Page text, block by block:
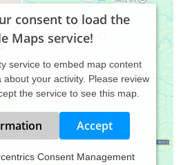
consent to load the
Maps service!
service to embed map content
your activity. Please review
the service to see this map.
Accept
Consent Management